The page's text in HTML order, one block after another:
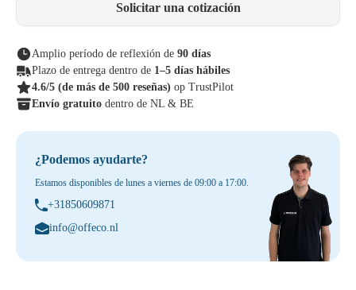
Solicitar una cotización
Amplio período de reflexión de 90 días
Plazo de entrega dentro de 1–5 días hábiles
4.6/5 (de más de 500 reseñas) op TrustPilot
Envío gratuito dentro de NL & BE
¿Podemos ayudarte?
Estamos disponibles de lunes a viernes de 09:00 a 17:00.
+31850609871
info@offeco.nl